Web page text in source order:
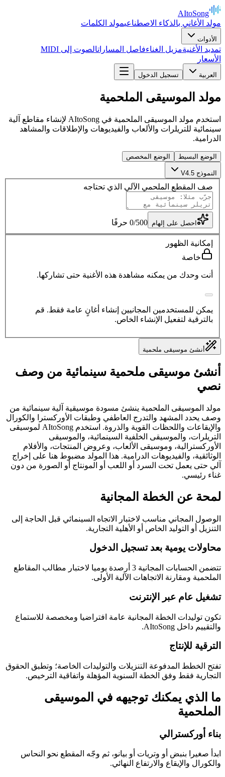
AItoSong
مولد الأغاني بالذكاء الاصطناعيمولد الكلمات
الأدوات
تمديد الأغنيةمزيل الغناءفاصل المساراتالصوت إلى MIDI
الأسعار
العربية تسجيل الدخول
مولد الموسيقى الملحمية
استخدم مولد الموسيقى الملحمية في AItoSong لإنشاء مقاطع آلية
سينمائية للتريلرات والألعاب والفيديوهات والإطلاقات والمشاهد
الدرامية.
الوضع البسيط الوضع المخصص
النموذج V4.5
صف المقطع الملحمي الآلي الذي تحتاجه
احصل على إلهام 0/500 حرفًا
إمكانية الظهور
خاصة
أنت وحدك من يمكنه مشاهدة هذه الأغنية حتى تشاركها.
يمكن للمستخدمين المجانيين إنشاء أغانٍ عامة فقط. قم
بالترقية لتفعيل الإنشاء الخاص.
أنشئ موسيقى ملحمية
أنشئ موسيقى ملحمية سينمائية من وصف
نصي
مولد الموسيقى الملحمية ينشئ مسودة موسيقية آلية سينمائية من
وصف يحدد المشهد والتدرج العاطفي وطبقات الأوركسترا والكورال
والإيقاعات واللحظات القوية والذروة. استخدم AItoSong لموسيقى
التريلرات، والموسيقى الخلفية السينمائية، والموسيقى
الأوركسترالية، وموسيقى الألعاب، وعروض المنتجات، والأفلام
الوثائقية، والفيديوهات الدرامية. هذا المولد مضبوط هنا على إخراج
آلي حتى يعمل تحت السرد أو اللعب أو المونتاج أو الصورة من دون
غناء رئيسي.
لمحة عن الخطة المجانية
الوصول المجاني مناسب لاختبار الاتجاه السينمائي قبل الحاجة إلى
التنزيل أو التوليد الخاص أو الأهلية التجارية.
محاولات يومية بعد تسجيل الدخول
تتضمن الحسابات المجانية 3 أرصدة يوميا لاختبار مطالب المقاطع
الملحمية ومقارنة الاتجاهات الآلية الأولى.
تشغيل عام عبر الإنترنت
تكون توليدات الخطة المجانية عامة افتراضيا ومخصصة للاستماع
والتقييم داخل AItoSong.
الترقية للإنتاج
تفتح الخطط المدفوعة التنزيلات والتوليدات الخاصة؛ وتطبق الحقوق
التجارية فقط وفق الخطة السنوية المؤهلة واتفاقية الترخيص.
ما الذي يمكنك توجيهه في الموسيقى
الملحمية
بناء أوركسترالي
ابدأ صغيرا بنبض أو وتريات أو بيانو، ثم وجّه المقطع نحو النحاس
والكورال والإيقاع والارتفاع النهائي.